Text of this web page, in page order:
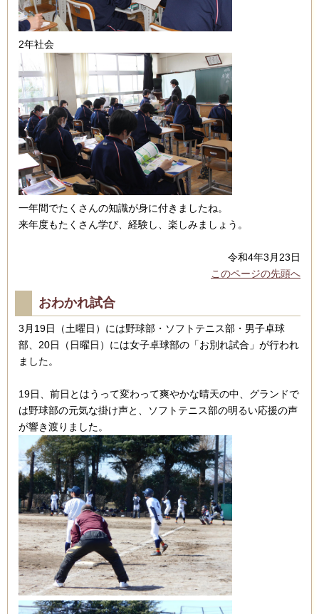
2年社会
一年間でたくさんの知識が身に付きましたね。
来年度もたくさん学び、経験し、楽しみましょう。
令和4年3月23日
このページの先頭へ
おわかれ試合
3月19日（土曜日）には野球部・ソフトテニス部・男子卓球
部、20日（日曜日）には女子卓球部の「お別れ試合」が行われ
ました。
19日、前日とはうって変わって爽やかな晴天の中、グランドで
は野球部の元気な掛け声と、ソフトテニス部の明るい応援の声
が響き渡りました。